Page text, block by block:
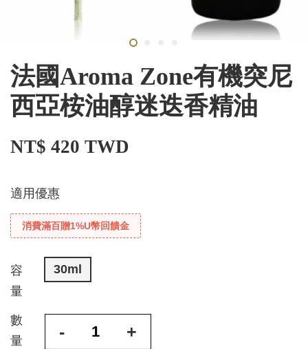
法國Aroma Zone有機突尼
西亞桉油醇迷迭香精油
NT$ 420 TWD
適用優惠
消費滿百贈1%U幣回饋金
容
量
30ml
數
量
- +